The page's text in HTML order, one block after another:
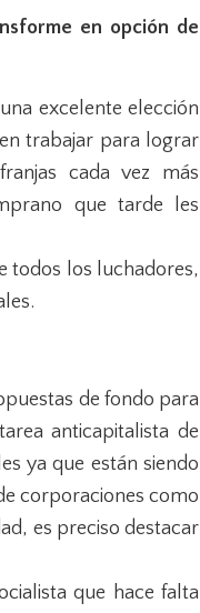
en opción de
excelente elección
trabajar para lograr
cada vez más
que tarde les
todos los luchadores,
de fondo para
anticapitalista de
ya que están siendo
corporaciones como
es preciso destacar
que hace falta